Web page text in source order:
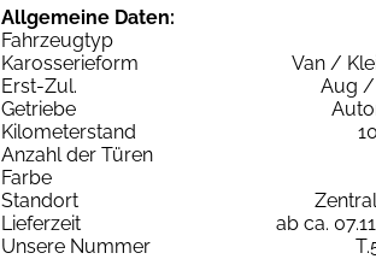
Allgemeine Daten:
Fahrzeugtyp
Karosserieform
Van /
Erst-Zul.
Aug /
Getriebe
Kilometerstand
Anzahl der Türen
Farbe
Standort
Lieferzeit
ab ca.
Unsere Nummer